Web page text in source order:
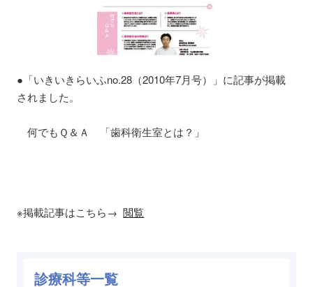
●「いきいきらいふno.28（2010年7月号）」に記事が掲載
されました。
何でもＱ＆Ａ 「歯科衛生室とは？」
※掲載記事はこちら→閲覧
診療科等一覧